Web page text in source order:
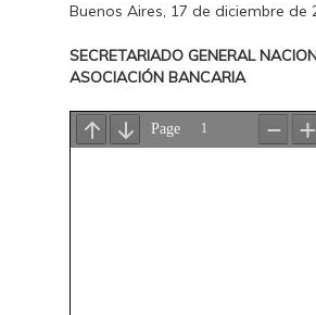
Buenos Aires, 17 de diciembre de
SECRETARIADO GENERAL
ASOCIACIÓN BANCARIA